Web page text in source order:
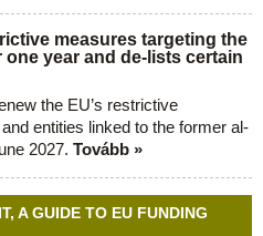
measures targeting the
year and de-lists certain
the EU’s restrictive
entities linked to the former al-
2027. Tovább »
A GUIDE TO EU FUNDING